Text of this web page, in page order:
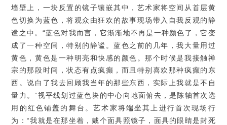
墙壁上，一块反置的镜子镶嵌其中，艺术家将空间从首层黄
色切换为蓝色，将观众由狂欢的故事现场带入自我反观的静
谧之中。“蓝色对我而言，它渐渐地不再是一种颜色了，它变
成了一种空间，特别的静谧。蓝色之前的几年，我大量用过
黄色，黄色是一种明亮和快感的颜色。那个时候是我接触禅
宗的那段时间，状态有点疯癫，而且特别喜欢那种疯癫的东
西。说白了我去回顾我当年的那些东西，实际上我就是不自
量力。”视平线划过蓝色块的中心向地面俯去，是陈轴首次选
用的红色铺盖的舞台。艺术家将端坐其上进行首次现场行
为：“我就是在那坐着，戴个面具照镜子，面具的眼睛是封死